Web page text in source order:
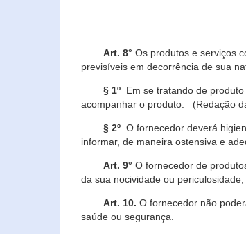
Art. 8° Os produtos e serviços
previsíveis em decorrência de sua
§ 1º Em se tratando de
acompanhar o produto. (Redação
§ 2º O fornecedor deverá
informar, de maneira ostensiva e
Art. 9° O fornecedor de
da sua nocividade ou
Art. 10. O fornecedor não
saúde ou segurança.